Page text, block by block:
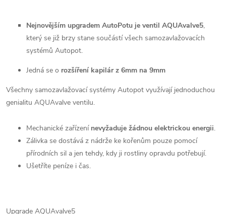
Nejnovějším upgradem AutoPotu je ventil AQUAvalve5,
který se již brzy stane součástí všech samozavlažovacích
systémů Autopot.
Jedná se o rozšíření kapilár z 6mm na 9mm
Všechny samozavlažovací systémy Autopot využívají jednoduchou
genialitu AQUAvalve ventilu.
Mechanické zařízení nevyžaduje žádnou elektrickou energii.
Zálivka se dostává z nádrže ke kořenům pouze pomocí
přírodních sil a jen tehdy, kdy ji rostliny opravdu potřebují.
Ušetříte peníze i čas.
Upgrade AQUAvalve5